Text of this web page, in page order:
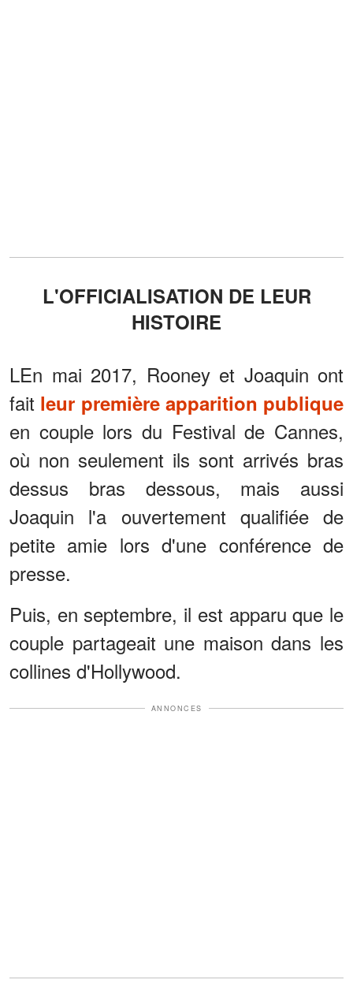
L'OFFICIALISATION DE LEUR
HISTOIRE
LEn mai 2017, Rooney et Joaquin ont
fait leur première apparition publique
en couple lors du Festival de Cannes,
où non seulement ils sont arrivés bras
dessus bras dessous, mais aussi
Joaquin l'a ouvertement qualifiée de
petite amie lors d'une conférence de
presse.
Puis, en septembre, il est apparu que le
couple partageait une maison dans les
collines d'Hollywood.
ANNONCES